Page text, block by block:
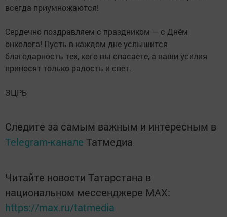
всегда приумножаются!
Сердечно поздравляем с праздником — с Днём
онколога! Пусть в каждом дне услышится
благодарность тех, кого вы спасаете, а ваши усилия
приносят только радость и свет.
ЗЦРБ
Следите за самым важным и интересным в
Telegram-канале Татмедиа
Читайте новости Татарстана в
национальном мессенджере MАХ:
https://max.ru/tatmedia